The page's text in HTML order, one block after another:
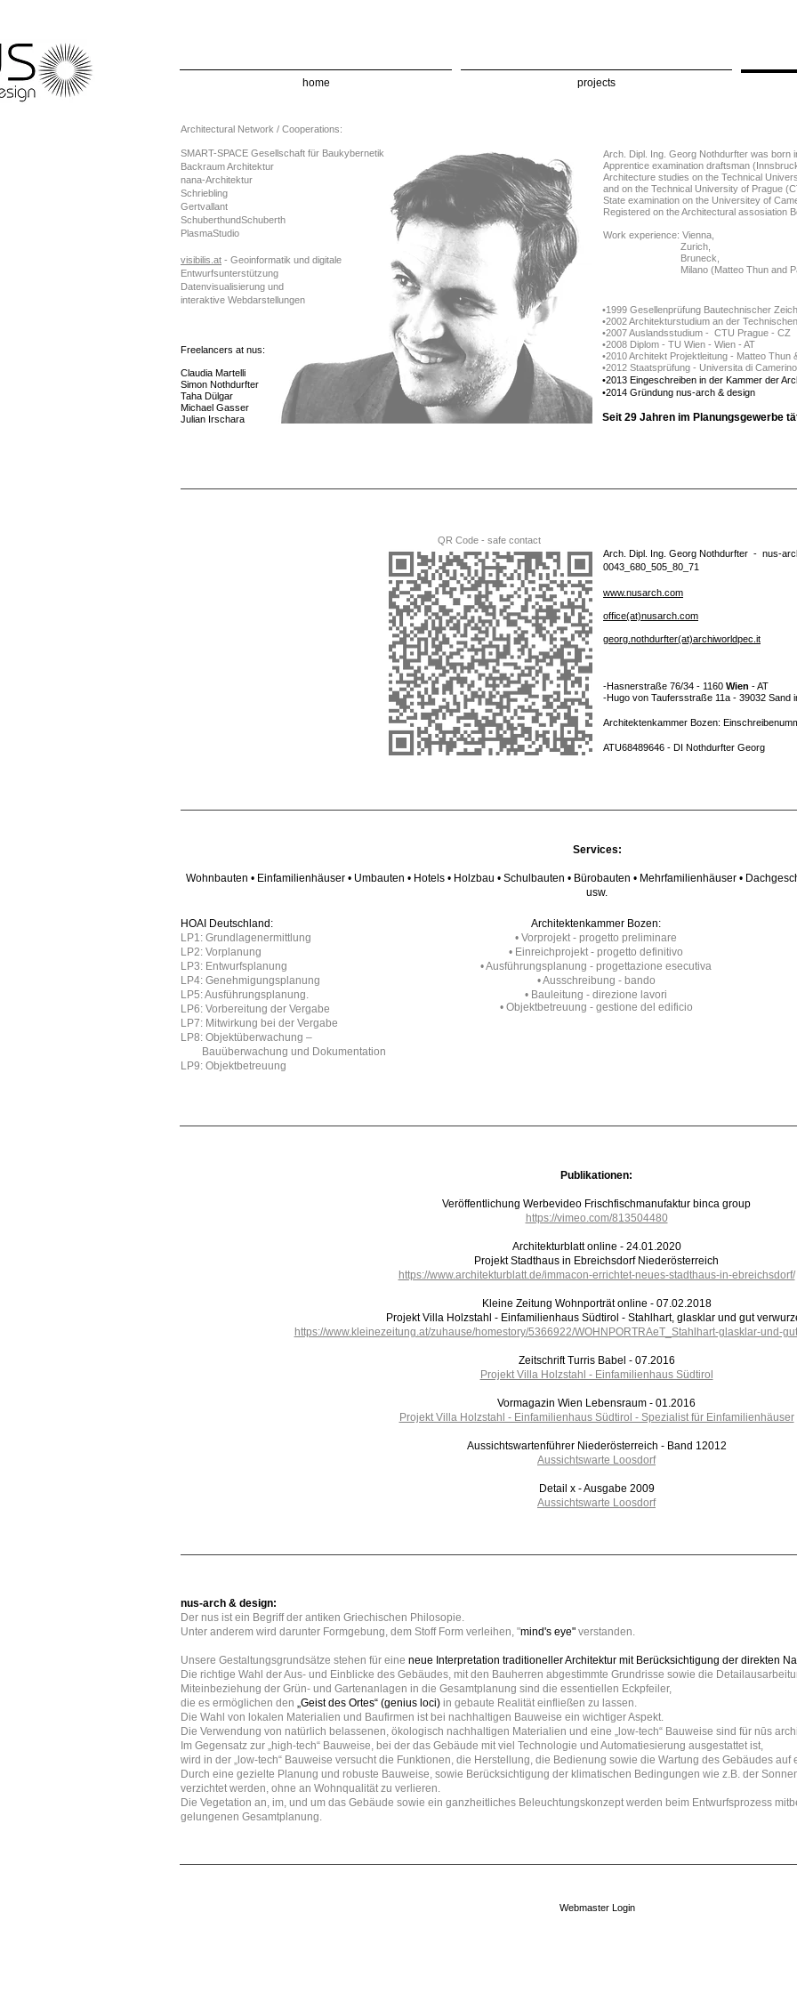
Architectural Network / Cooperations:
SMART-SPACE Gesellschaft für Baukybernetik
Backraum Architektur
nana-Architektur
Schriebling
Gertvallant
SchuberthundSchuberth
PlasmaStudio
visibilis.at - Geoinformatik und digitale
Entwurfsunterstützung
Datenvisualisierung und
interaktive Webdarstellungen
Freelancers at nus:
Claudia Martelli
Simon Nothdurfter
Taha Dülgar
Michael Gasser
Julian Irschara
Arch. Dipl. Ing. Georg Nothdurfter was born
Apprentice examination draftsman
Architecture studies on the Technical
and on the Technical University of Prague
State examination on the Universitey of
Registered on the Architectural assosiation
Work experience: Vienna,
Zurich,
Bruneck,
Milano (Matteo Thun and
•1999 Gesellenprüfung Bautechnischer
•2002 Architekturstudium an der
•2007 Auslandsstudium - CTU Prague - CZ
•2008 Diplom - TU Wien - Wien - AT
•2010 Architekt Projektleitung - Matteo Thun
•2012 Staatsprüfung - Universita di
•2013 Eingeschreiben in der Kammer der
•2014 Gründung nus-arch & design
Seit 29 Jahren im Planungsgewerbe
QR Code - safe contact
Arch. Dipl. Ing. Georg Nothdurfter - nus-
0043_680_505_80_71
www.nusarch.com
office(at)nusarch.com
georg.nothdurfter(at)archiworldpec.it
-Hasnerstraße 76/34 - 1160 Wien - AT
-Hugo von Taufersstraße 11a - 39032 Sand
Architektenkammer Bozen:
ATU68489646 - DI Nothdurfter Georg
Services:
Wohnbauten • Einfamilienhäuser • Umbauten • Hotels • Holzbau • Schulbauten • Bürobauten • Mehrfamilienhäuser •
usw.
Architektenkammer Bozen:
• Vorprojekt - progetto preliminare
• Einreichprojekt - progetto definitivo
• Ausführungsplanung - progettazione esecutiva
• Ausschreibung - bando
• Bauleitung - direzione lavori
• Objektbetreuung - gestione del edificio
HOAI Deutschland:
LP1: Grundlagenermittlung
LP2: Vorplanung
LP3: Entwurfsplanung
LP4: Genehmigungsplanung
LP5: Ausführungsplanung.
LP6: Vorbereitung der Vergabe
LP7: Mitwirkung bei der Vergabe
LP8: Objektüberwachung –
Bauüberwachung und Dokumentation
LP9: Objektbetreuung
Publikationen:
Veröffentlichung Werbevideo Frischfischmanufaktur binca group
https://vimeo.com/813504480
Architekturblatt online - 24.01.2020
Projekt Stadthaus in Ebreichsdorf Niederösterreich
https://www.architekturblatt.de/immacon-errichtet-neues-stadthaus-in-ebreichsdorf/
Kleine Zeitung Wohnporträt online - 07.02.2018
Projekt Villa Holzstahl - Einfamilienhaus Südtirol - Stahlhart, glasklar und gut
https://www.kleinezeitung.at/zuhause/homestory/5366922/WOHNPORTRAeT_Stahlhart-glasklar-und-
Zeitschrift Turris Babel - 07.2016
Projekt Villa Holzstahl - Einfamilienhaus Südtirol
Vormagazin Wien Lebensraum - 01.2016
Projekt Villa Holzstahl - Einfamilienhaus Südtirol - Spezialist für Einfamilienhäuser
Aussichtswartenführer Niederösterreich - Band 12012
Aussichtswarte Loosdorf
Detail x - Ausgabe 2009
Aussichtswarte Loosdorf
nus-arch & design:
Der nus ist ein Begriff der antiken Griechischen Philosopie.
Unter anderem wird darunter Formgebung, dem Stoff Form verleihen, "mind's eye" verstanden.
Unsere Gestaltungsgrundsätze stehen für eine neue Interpretation traditioneller Architektur mit Berücksichtigung der direkten
Die richtige Wahl der Aus- und Einblicke des Gebäudes, mit den Bauherren abgestimmte Grundrisse sowie die
Miteinbeziehung der Grün- und Gartenanlagen in die Gesamtplanung sind die essentiellen Eckpfeiler,
die es ermöglichen den „Geist des Ortes“ (genius loci) in gebaute Realität einfließen zu lassen.
Die Wahl von lokalen Materialien und Baufirmen ist bei nachhaltigen Bauweise ein wichtiger Aspekt.
Die Verwendung von natürlich belassenen, ökologisch nachhaltigen Materialien und eine „low-tech“ Bauweise sind für nūs
Im Gegensatz zur „high-tech“ Bauweise, bei der das Gebäude mit viel Technologie und Automatiesierung ausgestattet ist,
wird in der „low-tech“ Bauweise versucht die Funktionen, die Herstellung, die Bedienung sowie die Wartung des Gebäudes auf
Durch eine gezielte Planung und robuste Bauweise, sowie Berücksichtigung der klimatischen Bedingungen wie z.B. der
verzichtet werden, ohne an Wohnqualität zu verlieren.
Die Vegetation an, im, und um das Gebäude sowie ein ganzheitliches Beleuchtungskonzept werden beim Entwurfsprozess
gelungenen Gesamtplanung.
Webmaster Login
home projects